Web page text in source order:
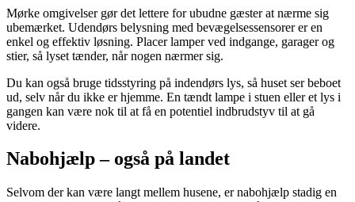
Mørke omgivelser gør det lettere for ubudne gæster at nærme sig
ubemærket. Udendørs belysning med bevægelsessensorer er en
enkel og effektiv løsning. Placer lamper ved indgange, garager og
stier, så lyset tænder, når nogen nærmer sig.
Du kan også bruge tidsstyring på indendørs lys, så huset ser beboet
ud, selv når du ikke er hjemme. En tændt lampe i stuen eller et lys i
gangen kan være nok til at få en potentiel indbrudstyv til at gå
videre.
Nabohjælp – også på landet
Selvom der kan være langt mellem husene, er nabohjælp stadig en